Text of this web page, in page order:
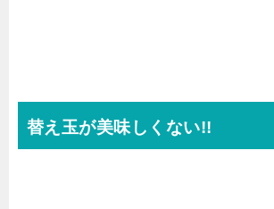
替え玉が美味しくない!!